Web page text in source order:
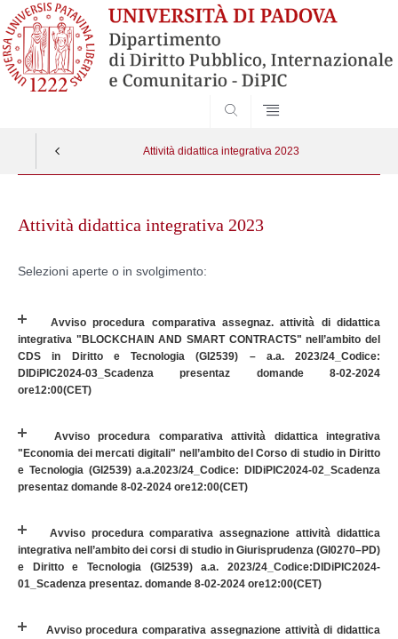
Attività didattica integrativa 2023
contentAttività didattica integrativa 2023
Selezioni aperte o in svolgimento:
Avviso procedura comparativa assegnaz. attività di didattica
integrativa "BLOCKCHAIN AND SMART CONTRACTS" nell’ambito del
CDS in Diritto e Tecnologia (GI2539) – a.a. 2023/24_Codice:
DIDiPIC2024-03_Scadenza presentaz domande 8-02-2024
ore12:00(CET)
Avviso procedura comparativa attività didattica integrativa
"Economia dei mercati digitali" nell’ambito del Corso di studio in Diritto
e Tecnologia (GI2539) a.a.2023/24_Codice: DIDiPIC2024-02_Scadenza
presentaz domande 8-02-2024 ore12:00(CET)
Avviso procedura comparativa assegnazione attività didattica
integrativa nell’ambito dei corsi di studio in Giurisprudenza (GI0270–PD)
e Diritto e Tecnologia (GI2539) a.a. 2023/24_Codice:DIDiPIC2024-
01_Scadenza presentaz. domande 8-02-2024 ore12:00(CET)
Avviso procedura comparativa assegnazione attività di didattica